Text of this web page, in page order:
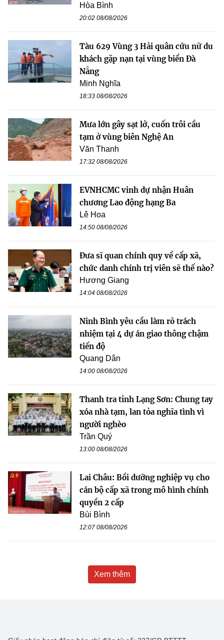
Hòa Bình
20:02 08/08/2026
Tàu 629 Vùng 3 Hải quân cứu nữ du
khách gặp nạn tại vùng biển Đà
Nẵng
Minh Nghĩa
18:33 08/08/2026
Mưa lớn gây sạt lở, cuốn trôi cầu
tạm ở vùng biên Nghệ An
Văn Thanh
17:32 08/08/2026
EVNHCMC vinh dự nhận Huân
chương Lao động hạng Ba
Lê Hoa
14:50 08/08/2026
Đưa sĩ quan chính quy về cấp xã,
chức danh chính trị viên sẽ thế nào?
Hương Giang
14:04 08/08/2026
Ninh Bình yêu cầu làm rõ trách
nhiệm tại 4 dự án giao thông chậm
tiến độ
Quang Dân
14:00 08/08/2026
Thanh tra tỉnh Lạng Sơn: Chung tay
xóa nhà tạm, lan tỏa nghĩa tình vì
người nghèo
Trần Quý
13:00 08/08/2026
Lai Châu: Bồi dưỡng nghiệp vụ cho
cán bộ cấp xã trong mô hình chính
quyền 2 cấp
Bùi Bình
12:07 08/08/2026
Xem thêm